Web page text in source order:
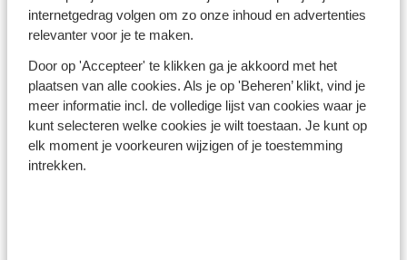
internetgedrag volgen om zo onze inhoud en advertenties
relevanter voor je te maken.
Door op 'Accepteer' te klikken ga je akkoord met het
plaatsen van alle cookies. Als je op 'Beheren’ klikt, vind je
meer informatie incl. de volledige lijst van cookies waar je
kunt selecteren welke cookies je wilt toestaan. Je kunt op
elk moment je voorkeuren wijzigen of je toestemming
intrekken.
Winterzon Egypte: all-in
vanaf €599 p.p.
Bekijk deals